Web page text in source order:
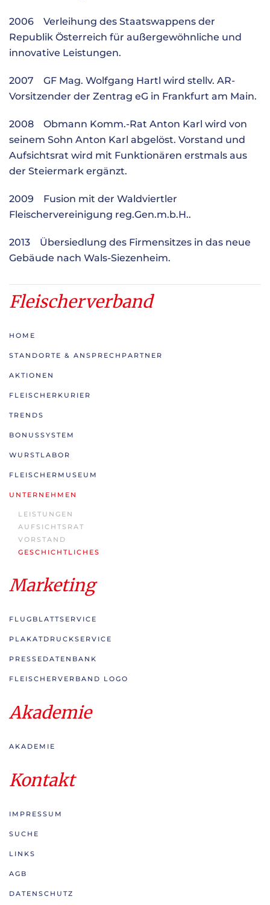
2006 Verleihung des Staatswappens der
Republik Österreich für außergewöhnliche und
innovative Leistungen.
2007 GF Mag. Wolfgang Hartl wird stellv. AR-
Vorsitzender der Zentrag eG in Frankfurt am Main.
2008 Obmann Komm.-Rat Anton Karl wird von
seinem Sohn Anton Karl abgelöst. Vorstand und
Aufsichtsrat wird mit Funktionären erstmals aus
der Steiermark ergänzt.
2009 Fusion mit der Waldviertler
Fleischervereinigung reg.Gen.m.b.H..
2013 Übersiedlung des Firmensitzes in das neue
Gebäude nach Wals-Siezenheim.
Fleischerverband
HOME
STANDORTE & ANSPRECHPARTNER
AKTIONEN
FLEISCHERKURIER
TRENDS
BONUSSYSTEM
WURSTLABOR
FLEISCHERMUSEUM
UNTERNEHMEN
LEISTUNGEN
AUFSICHTSRAT
VORSTAND
GESCHICHTLICHES
Marketing
FLUGBLATTSERVICE
PLAKATDRUCKSERVICE
PRESSEDATENBANK
FLEISCHERVERBAND LOGO
Akademie
AKADEMIE
Kontakt
IMPRESSUM
SUCHE
LINKS
AGB
DATENSCHUTZ